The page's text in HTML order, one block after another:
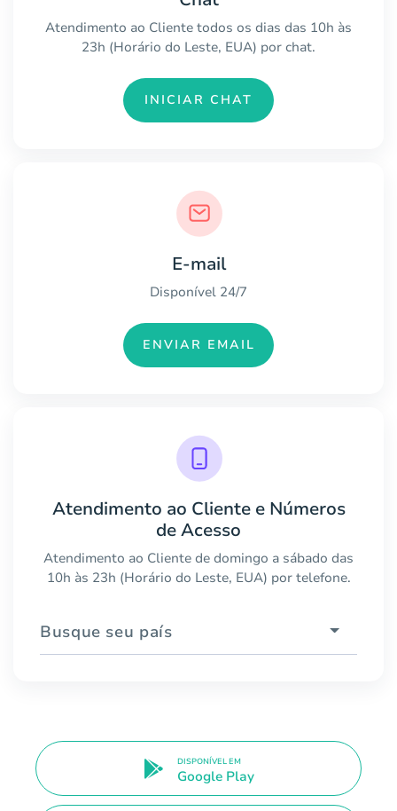
Atendimento ao Cliente todos os dias das 10h às
23h (Horário do Leste, EUA) por chat.
INICIAR CHAT
E-mail
Disponível 24/7
ENVIAR EMAIL
Atendimento ao Cliente e Números
de Acesso
Atendimento ao Cliente de domingo a sábado das
10h às 23h (Horário do Leste, EUA) por telefone.
Busque seu país
DISPONÍVEL EM
Google Play